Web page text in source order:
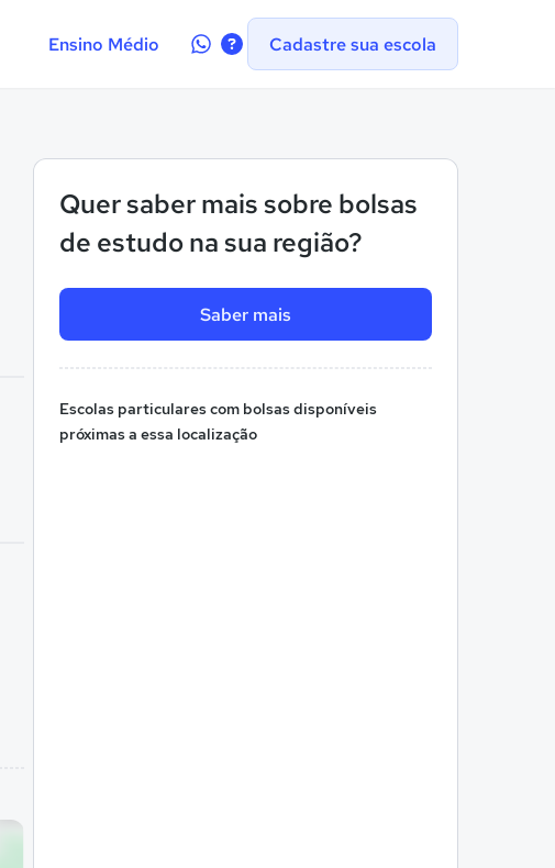
Ensino Médio
Contate-Cadastre sua escola
Quer saber mais sobre bolsas
de estudo na sua região?
Saber mais
Escolas particulares com bolsas disponíveis
próximas a essa localização